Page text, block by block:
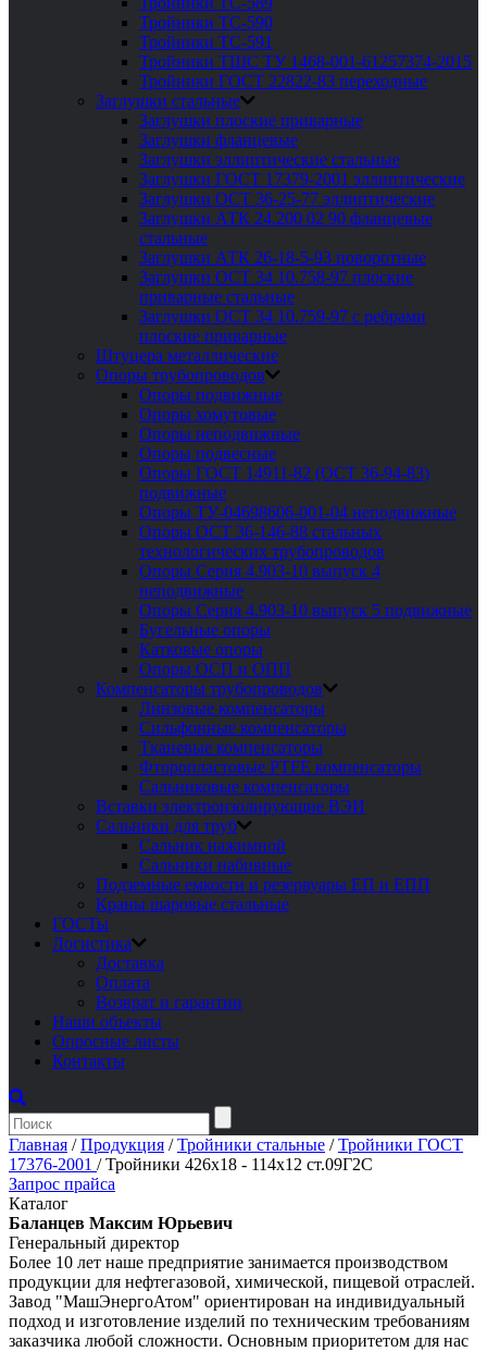
Тройники ТС-590
Тройники ТС-591
Тройники ТШС ТУ 1468-001-61257374-2015
Тройники ГОСТ 22822-83 переходные
Заглушки стальные
Заглушки плоские приварные
Заглушки фланцевые
Заглушки эллиптические стальные
Заглушки ГОСТ 17379-2001 эллиптические
Заглушки ОСТ 36-25-77 эллиптические
Заглушки АТК 24.200 02 90 фланцевые
стальные
Заглушки АТК 26-18-5-93 поворотные
Заглушки ОСТ 34 10.758-97 плоские
приварные стальные
Заглушки ОСТ 34 10.759-97 с ребрами
плоские приварные
Штуцера металлические
Опоры трубопроводов
Опоры подвижные
Опоры хомутовые
Опоры неподвижные
Опоры подвесные
Опоры ГОСТ 14911-82 (ОСТ 36-94-83)
подвижные
Опоры ТУ-04698606-001-04 неподвижные
Опоры ОСТ 36-146-88 стальных
технологических трубопроводов
Опоры Серия 4.903-10 выпуск 4
неподвижные
Опоры Серия 4.903-10 выпуск 5 подвижные
Бугельные опоры
Катковые опоры
Опоры ОСП и ОПП
Компенсаторы трубопроводов
Линзовые компенсаторы
Сильфонные компенсаторы
Тканевые компенсаторы
Фторопластовые PTFE компенсаторы
Сальниковые компенсаторы
Вставки электроизолирующие ВЭИ
Сальники для труб
Сальник нажимной
Сальники набивные
Подземные емкости и резервуары ЕП и ЕПП
Краны шаровые стальные
ГОСТы
Логистика
Доставка
Оплата
Возврат и гарантии
Наши объекты
Опросные листы
Контакты
Главная /Продукция /Тройники стальные /Тройники ГОСТ
17376-2001 /Тройники 426х18 - 114х12 ст.09Г2С
Запрос прайса
Каталог
Баланцев Максим Юрьевич
Генеральный директор
Более 10 лет наше предприятие занимается производством
продукции для нефтегазовой, химической, пищевой отраслей.
Завод "МашЭнергоАтом" ориентирован на индивидуальный
подход и изготовление изделий по техническим требованиям
заказчика любой сложности. Основным приоритетом для нас